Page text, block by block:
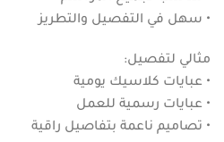
• سهل في التفصيل والتطريز
مثالي لتفصيل:
• عبايات كلاسيك يومية
• عبايات رسمية للعمل
• تصاميم ناعمة بتفاصيل راقية